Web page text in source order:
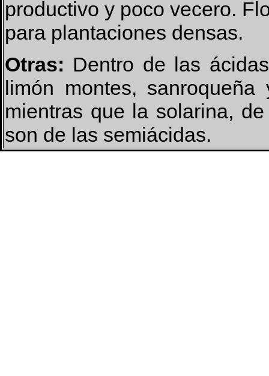
productivo y poco vecero.
para plantaciones densas.
Otras: Dentro de las
limón montes,
mientras que la solarina,
son de las semiácidas.